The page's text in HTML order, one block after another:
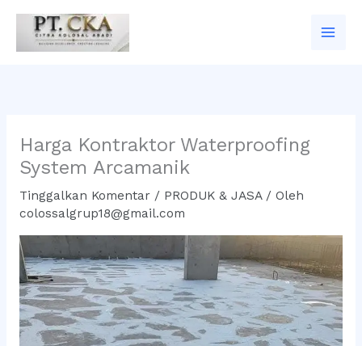
konten
Harga Kontraktor Waterproofing
System Arcamanik
Tinggalkan Komentar / PRODUK & JASA/ Oleh
colossalgrup18@gmail.com